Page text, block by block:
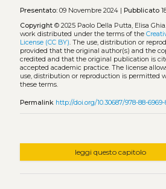
Presentato:09 Novembre 2024 | Pubblicato
Copyright© 2025 Paolo Della Putta, Elisa Ghia.
work distributed under the terms of the
License (CC BY). The use, distribution or
provided that the original author(s) and the
credited and that the original publication is
accepted academic practice. The license
use, distribution or reproduction is permitted
these terms.
Permalink http://doi.org/10.30687/978-88-6969-
leggi questo capitolo